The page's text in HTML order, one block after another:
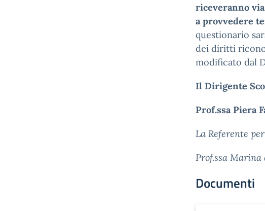
riceveranno
a provvedere
questionario
dei diritti
modificato dal
Il Dirigente
Prof.ssa Piera
La Referente
Prof.ssa Marina
Documenti